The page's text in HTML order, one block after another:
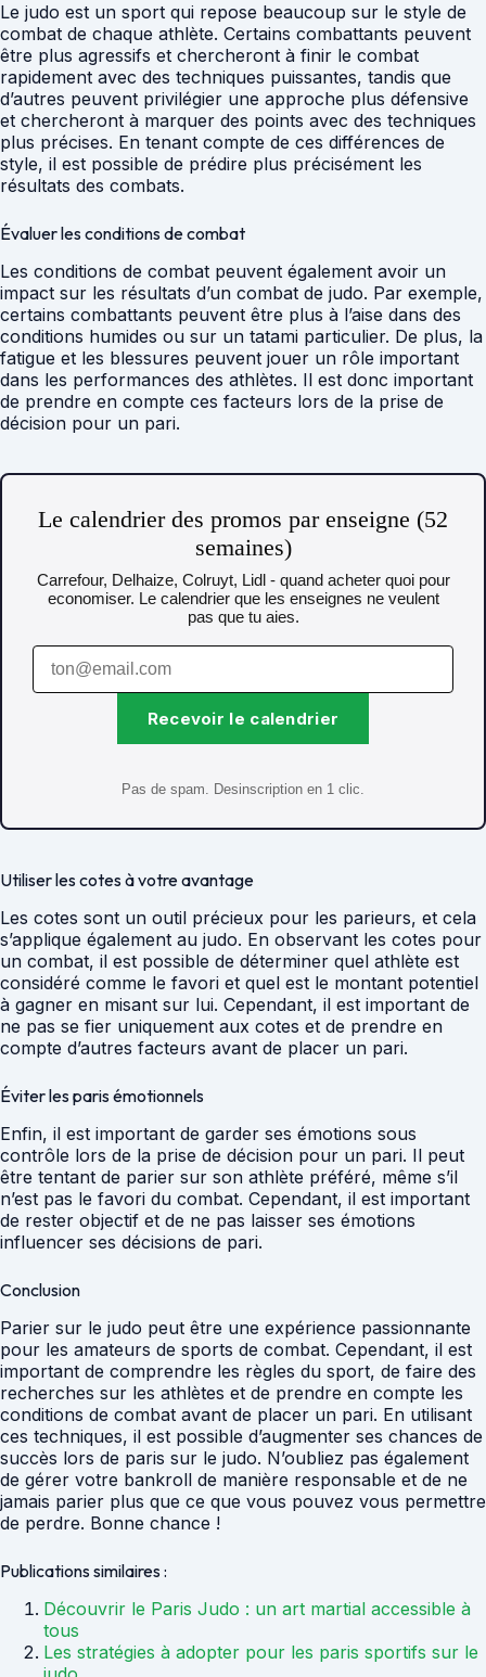
Le judo est un sport qui repose beaucoup sur le style de
combat de chaque athlète. Certains combattants peuvent
être plus agressifs et chercheront à finir le combat
rapidement avec des techniques puissantes, tandis que
d’autres peuvent privilégier une approche plus défensive
et chercheront à marquer des points avec des techniques
plus précises. En tenant compte de ces différences de
style, il est possible de prédire plus précisément les
résultats des combats.
Évaluer les conditions de combat
Les conditions de combat peuvent également avoir un
impact sur les résultats d’un combat de judo. Par exemple,
certains combattants peuvent être plus à l’aise dans des
conditions humides ou sur un tatami particulier. De plus, la
fatigue et les blessures peuvent jouer un rôle important
dans les performances des athlètes. Il est donc important
de prendre en compte ces facteurs lors de la prise de
décision pour un pari.
Le calendrier des promos par enseigne (52
semaines)
Carrefour, Delhaize, Colruyt, Lidl - quand acheter quoi pour
economiser. Le calendrier que les enseignes ne veulent
pas que tu aies.
Recevoir le calendrier
Pas de spam. Desinscription en 1 clic.
Utiliser les cotes à votre avantage
Les cotes sont un outil précieux pour les parieurs, et cela
s’applique également au judo. En observant les cotes pour
un combat, il est possible de déterminer quel athlète est
considéré comme le favori et quel est le montant potentiel
à gagner en misant sur lui. Cependant, il est important de
ne pas se fier uniquement aux cotes et de prendre en
compte d’autres facteurs avant de placer un pari.
Éviter les paris émotionnels
Enfin, il est important de garder ses émotions sous
contrôle lors de la prise de décision pour un pari. Il peut
être tentant de parier sur son athlète préféré, même s’il
n’est pas le favori du combat. Cependant, il est important
de rester objectif et de ne pas laisser ses émotions
influencer ses décisions de pari.
Conclusion
Parier sur le judo peut être une expérience passionnante
pour les amateurs de sports de combat. Cependant, il est
important de comprendre les règles du sport, de faire des
recherches sur les athlètes et de prendre en compte les
conditions de combat avant de placer un pari. En utilisant
ces techniques, il est possible d’augmenter ses chances de
succès lors de paris sur le judo. N’oubliez pas également
de gérer votre bankroll de manière responsable et de ne
jamais parier plus que ce que vous pouvez vous permettre
de perdre. Bonne chance !
Publications similaires :
Découvrir le Paris Judo : un art martial accessible à
tous
Les stratégies à adopter pour les paris sportifs sur le